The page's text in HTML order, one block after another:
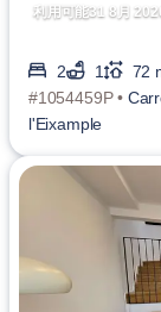
利用可能31 8月
2 1
72
#1054459P •
l'Eixample